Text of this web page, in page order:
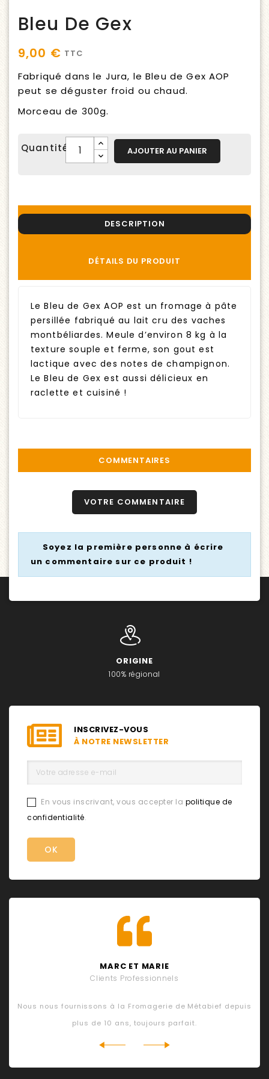
Bleu De Gex
9,00 € TTC
Fabriqué dans le Jura, le Bleu de Gex AOP
peut se déguster froid ou chaud.
Morceau de 300g.
Quantité AJOUTER AU PANIER
DESCRIPTION
DÉTAILS DU PRODUIT
Le Bleu de Gex AOP est un fromage à pâte
persillée fabriqué au lait cru des vaches
montbéliardes. Meule d’environ 8 kg à la
texture souple et ferme, son gout est
lactique avec des notes de champignon.
Le Bleu de Gex est aussi délicieux en
raclette et cuisiné !
Poids 0,30kg
Label AOP
COMMENTAIRES
VOTRE COMMENTAIRE
Soyez la première personne à écrire
un commentaire sur ce produit !
ORIGINE
100% régional
INSCRIVEZ-VOUS
À NOTRE NEWSLETTER
En vous inscrivant, vous accepter la politique de
confidentialité.
MARC ET MARIE
Clients Professionnels
Nous nous fournissons à la Fromagerie de Métabief depuis
plus de 10 ans, toujours parfait.